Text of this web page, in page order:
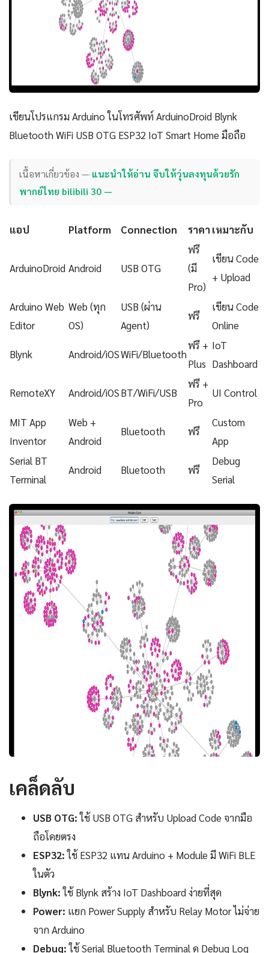
เขียนโปรแกรม Arduino ในโทรศัพท์ ArduinoDroid Blynk
Bluetooth WiFi USB OTG ESP32 IoT Smart Home มือถือ
เนื้อหาเกี่ยวข้อง — แนะนำให้อ่าน จีบให้วุ่นลงทุนด้วยรัก
พากย์ไทย bilibili 30 —
แอป Platform Connection ราคา เหมาะกับ
ArduinoDroid Android USB OTG
ฟรี
(มี
Pro)
เขียน Code
+ Upload
Arduino Web
Editor
Web (ทุก
OS)
USB (ผ่าน
Agent)
ฟรี
เขียน Code
Online
Blynk Android/iOSWiFi/Bluetooth
ฟรี +
Plus
IoT
Dashboard
RemoteXY Android/iOSBT/WiFi/USB
ฟรี +
Pro
UI Control
MIT App
Inventor
Web +
Android
Bluetooth ฟรี
Custom
App
Serial BT
Terminal
Android Bluetooth ฟรี
Debug
Serial
เคล็ดลับ
USB OTG:ใช้ USB OTG สำหรับ Upload Code จากมือ
ถือโดยตรง
ESP32:ใช้ ESP32 แทน Arduino + Module มี WiFi BLE
ในตัว
Blynk:ใช้ Blynk สร้าง IoT Dashboard ง่ายที่สุด
Power: แยก Power Supply สำหรับ Relay Motor ไม่จ่าย
จาก Arduino
Debug:ใช้ Serial Bluetooth Terminal ดู Debug Log